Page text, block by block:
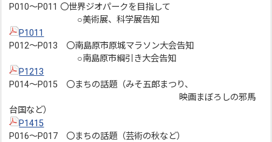
P010～P011 〇世界ジオパークを目指して
○美術展、科学展告知
P1011
P012～P013 〇南島原市原城マラソン大会告知
○南島原市綱引き大会告知
P1213
P014～P015 〇まちの話題（みそ五郎まつり、
映画まぼろしの邪馬
台国など）
P1415
P016～P017 〇まちの話題（芸術の秋など）